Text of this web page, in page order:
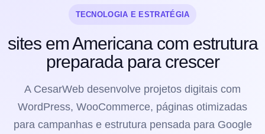
TECNOLOGIA E ESTRATÉGIA
sites em Americana com estrutura
preparada para crescer
A CesarWeb desenvolve projetos digitais com
WordPress, WooCommerce, páginas otimizadas
para campanhas e estrutura pensada para Google